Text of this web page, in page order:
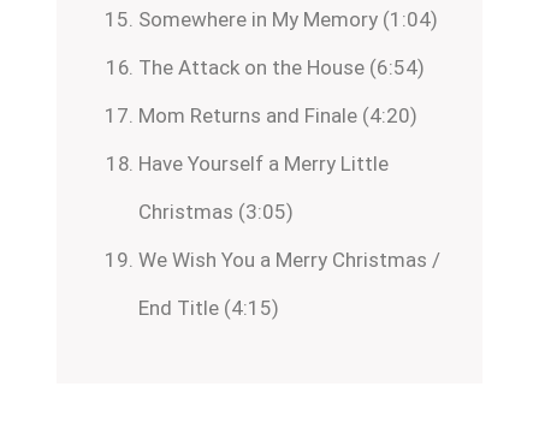
Somewhere in My Memory (1:04)
The Attack on the House (6:54)
Mom Returns and Finale (4:20)
Have Yourself a Merry Little
Christmas (3:05)
We Wish You a Merry Christmas /
End Title (4:15)